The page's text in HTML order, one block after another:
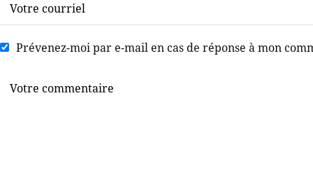
Prévenez-moi par e-mail en cas de réponse à mon